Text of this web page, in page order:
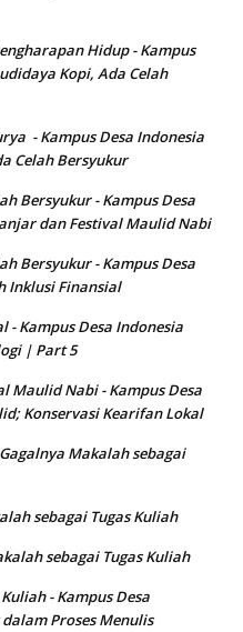
Hidup - Kampus
Kopi, Ada Celah
- Kampus Desa Indonesia
Celah Bersyukur
Bersyukur - Kampus Desa
dan Festival Maulid Nabi
Bersyukur - Kampus Desa
Inklusi Finansial
Kampus Desa Indonesia
| Part 5
Maulid Nabi - Kampus Desa
Konservasi Kearifan Lokal
Gagalnya Makalah sebagai
sebagai Tugas Kuliah
sebagai Tugas Kuliah
- Kampus Desa
Proses Menulis